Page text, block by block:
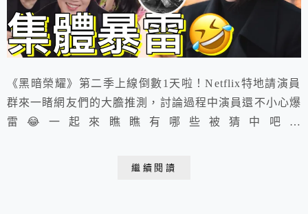
《黑暗榮耀》第二季上線倒數1天啦！Netflix特地請演員
群來一睹網友們的大膽推測，討論過程中演員還不小心爆
雷😂一起來瞧瞧有哪些被猜中吧！
繼續閱讀